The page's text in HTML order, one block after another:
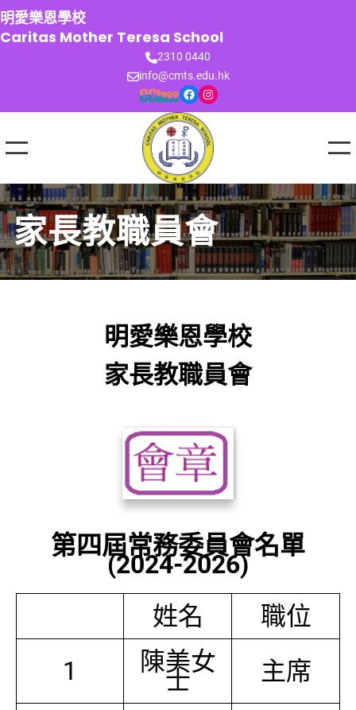
跳
至
主
明愛樂恩學校
Caritas Mother Teresa School
2310 0440
info@cmts.edu.hk
Facebook Instagram
家長教職員會
明愛樂恩學校
家長教職員會
第四屆常務委員會名單
(2024-2026)
姓名
職位
1
陳美女
士 主席